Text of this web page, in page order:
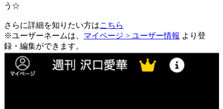
う☆
さらに詳細を知りたい方はこちら
※ユーザーネームは、 マイページ > ユーザー情報 より登
録・編集ができます。